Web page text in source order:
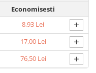
Economisesti
8,93 Lei +
17,00 Lei +
76,50 Lei +